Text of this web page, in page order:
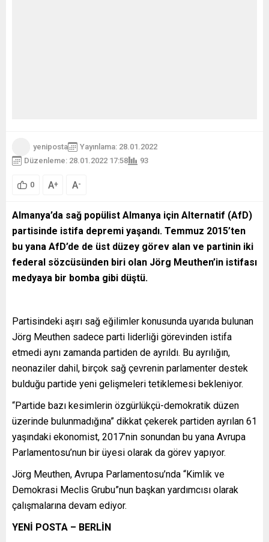
yeniposta
Yayınlama: 28.01.2022
Düzenleme: 28.01.2022 17:58
93
0 A+ A-
Almanya’da sağ popülist Almanya için Alternatif (AfD)
partisinde istifa depremi yaşandı. Temmuz 2015’ten
bu yana AfD’de de üst düzey görev alan ve partinin iki
federal sözcüsünden biri olan Jörg Meuthen’in istifası
medyaya bir bomba gibi düştü.
Partisindeki aşırı sağ eğilimler konusunda uyarıda bulunan
Jörg Meuthen sadece parti liderliği görevinden istifa
etmedi aynı zamanda partiden de ayrıldı. Bu ayrılığın,
neonaziler dahil, birçok sağ çevrenin parlamenter destek
bulduğu partide yeni gelişmeleri tetiklemesi bekleniyor.
“Partide bazı kesimlerin özgürlükçü-demokratik düzen
üzerinde bulunmadığına” dikkat çekerek partiden ayrılan 61
yaşındaki ekonomist, 2017’nin sonundan bu yana Avrupa
Parlamentosu’nun bir üyesi olarak da görev yapıyor.
Jörg Meuthen, Avrupa Parlamentosu’nda “Kimlik ve
Demokrasi Meclis Grubu”nun başkan yardımcısı olarak
çalışmalarına devam ediyor.
YENİ POSTA – BERLİN